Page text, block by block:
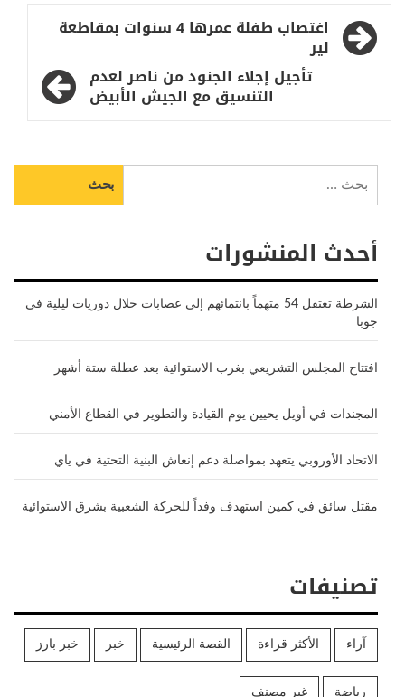
تصفّح
المقالات
اغتصاب طفلة عمرها 4 سنوات بمقاطعة
لير
تأجيل إجلاء الجنود من ناصر لعدم
التنسيق مع الجيش الأبيض
عن:
أحدث المنشورات
الشرطة تعتقل 54 متهماً بانتمائهم إلى عصابات خلال دوريات ليلية في
جوبا
افتتاح المجلس التشريعي بغرب الاستوائية بعد عطلة ستة أشهر
المجندات في أويل يحيين يوم القيادة والتطوير في القطاع الأمني
الاتحاد الأوروبي يتعهد بمواصلة دعم إنعاش البنية التحتية في ياي
مقتل سائق في كمين استهدف وفداً للحركة الشعبية بشرق الاستوائية
تصنيفات
آراء الأكثر قراءة القصة الرئيسية خبر خبر بارز
رياضة غير مصنف